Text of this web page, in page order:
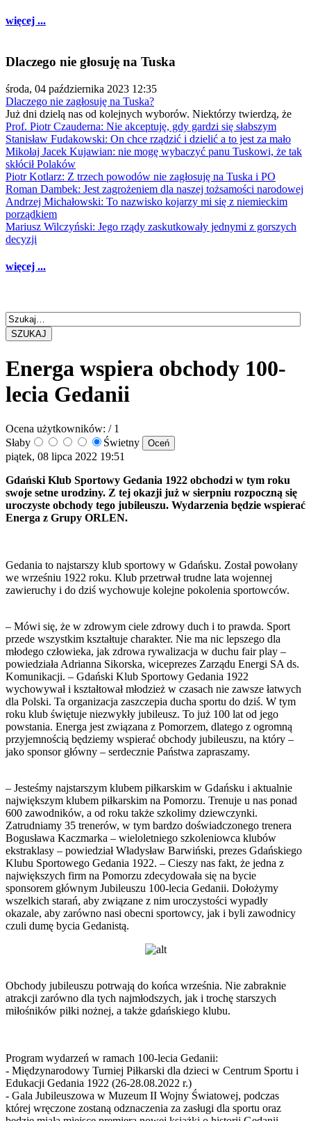
więcej ...
Dlaczego nie głosuję na Tuska
środa, 04 października 2023 12:35
Dlaczego nie zagłosuję na Tuska?
Już dni dzielą nas od kolejnych wyborów. Niektórzy twierdzą, że
Prof. Piotr Czauderna: Nie akceptuję, gdy gardzi się słabszym
Stanisław Fudakowski: On chce rządzić i dzielić a to jest za mało
Mikołaj Jacek Kujawian: nie mogę wybaczyć panu Tuskowi, że tak
skłócił Polaków
Piotr Kotlarz: Z trzech powodów nie zagłosuję na Tuska i PO
Roman Dambek: Jest zagrożeniem dla naszej tożsamości narodowej
Andrzej Michałowski: To nazwisko kojarzy mi się z niemieckim
porządkiem
Mariusz Wilczyński: Jego rządy zaskutkowały jednymi z gorszych
decyzji
więcej ...
SZUKAJ
Energa wspiera obchody 100-
lecia Gedanii
Ocena użytkowników: / 1
Słaby
Świetny
piątek, 08 lipca 2022 19:51
Gdański Klub Sportowy Gedania 1922 obchodzi w tym roku
swoje setne urodziny. Z tej okazji już w sierpniu rozpoczną się
uroczyste obchody tego jubileuszu. Wydarzenia będzie wspierać
Energa z Grupy ORLEN.
Gedania to najstarszy klub sportowy w Gdańsku. Został powołany
we wrześniu 1922 roku. Klub przetrwał trudne lata wojennej
zawieruchy i do dziś wychowuje kolejne pokolenia sportowców.
– Mówi się, że w zdrowym ciele zdrowy duch i to prawda. Sport
przede wszystkim kształtuje charakter. Nie ma nic lepszego dla
młodego człowieka, jak zdrowa rywalizacja w duchu fair play –
powiedziała Adrianna Sikorska, wiceprezes Zarządu Energi SA ds.
Komunikacji. – Gdański Klub Sportowy Gedania 1922
wychowywał i kształtował młodzież w czasach nie zawsze łatwych
dla Polski. Ta organizacja zaszczepia ducha sportu do dziś. W tym
roku klub świętuje niezwykły jubileusz. To już 100 lat od jego
powstania. Energa jest związana z Pomorzem, dlatego z ogromną
przyjemnością będziemy wspierać obchody jubileuszu, na który –
jako sponsor główny – serdecznie Państwa zapraszamy.
– Jesteśmy najstarszym klubem piłkarskim w Gdańsku i aktualnie
największym klubem piłkarskim na Pomorzu. Trenuje u nas ponad
600 zawodników, a od roku także szkolimy dziewczynki.
Zatrudniamy 35 trenerów, w tym bardzo doświadczonego trenera
Bogusława Kaczmarka – wieloletniego szkoleniowca klubów
ekstraklasy – powiedział Władysław Barwiński, prezes Gdańskiego
Klubu Sportowego Gedania 1922. – Cieszy nas fakt, że jedna z
największych firm na Pomorzu zdecydowała się na bycie
sponsorem głównym Jubileuszu 100-lecia Gedanii. Dołożymy
wszelkich starań, aby związane z nim uroczystości wypadły
okazale, aby zarówno nasi obecni sportowcy, jak i byli zawodnicy
czuli dumę bycia Gedanistą.
Obchody jubileuszu potrwają do końca września. Nie zabraknie
atrakcji zarówno dla tych najmłodszych, jak i trochę starszych
miłośników piłki nożnej, a także gdańskiego klubu.
Program wydarzeń w ramach 100-lecia Gedanii:
- Międzynarodowy Turniej Piłkarski dla dzieci w Centrum Sportu i
Edukacji Gedania 1922 (26-28.08.2022 r.)
- Gala Jubileuszowa w Muzeum II Wojny Światowej, podczas
której wręczone zostaną odznaczenia za zasługi dla sportu oraz